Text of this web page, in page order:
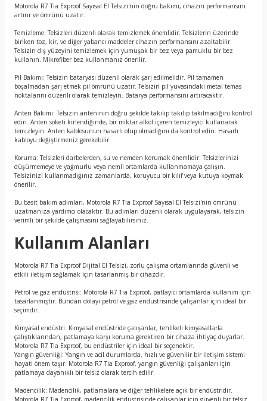
Motorola R7 Tia Exproof Sayısal El Telsizi'nin doğru bakımı, cihazın performansını
artırır ve ömrünü uzatır.
Temizleme: Telsizleri düzenli olarak temizlemek önemlidir. Telsizlerin üzerinde
biriken toz, kir, ve diğer yabancı maddeler cihazın performansını azaltabilir.
Telsizin dış yüzeyini temizlemek için yumuşak bir bez veya pamuklu bir bez
kullanın. Mikrofiber bez kullanmanız önerilir.
Pil Bakımı: Telsizin bataryası düzenli olarak şarj edilmelidir. Pil tamamen
boşalmadan şarj etmek pil ömrünü uzatır. Telsizin pil yuvasındaki metal temas
noktalarını düzenli olarak temizleyin. Batarya performansını artıracaktır.
Anten Bakımı: Telsizin anteninin doğru şekilde takılıp takılıp takılmadığını kontrol
edin. Anten soketi kirlendiğinde, bir miktar alkol içeren temizleyici kullanarak
temizleyin. Anten kablosunun hasarlı olup olmadığını da kontrol edin. Hasarlı
kabloyu değiştirmeniz gerekebilir.
Koruma: Telsizleri darbelerden, su ve nemden korumak önemlidir. Telsizlerinizi
düşürmemeye ve yağmurlu veya nemli ortamlarda kullanmamaya çalışın.
Telsizinizi kullanmadığınız zamanlarda, koruyucu bir kılıf veya kutuya koymak
önerilir.
Bu basit bakım adımları, Motorola R7 Tia Exproof Sayısal El Telsizi'nin ömrünü
uzatmanıza yardımcı olacaktır. Bu adımları düzenli olarak uygulayarak, telsizin
verimli bir şekilde çalışmasını sağlayabilirsiniz.
Kullanım Alanları
Motorola R7 Tia Exproof Dijital El Telsizi, zorlu çalışma ortamlarında güvenli ve
etkili iletişim sağlamak için tasarlanmış bir cihazdır.
Petrol ve gaz endüstrisi: Motorola R7 Tia Exproof, patlayıcı ortamlarda kullanım için
tasarlanmıştır. Bundan dolayı petrol ve gaz endüstrisinde çalışanlar için ideal bir
seçimdir.
Kimyasal endüstri: Kimyasal endüstride çalışanlar, tehlikeli kimyasallarla
çalıştıklarından, patlamaya karşı koruma gerektiren bir cihaza ihtiyaç duyarlar.
Motorola R7 Tia Exproof, bu endüstriler için ideal bir seçenektir.
Yangın güvenliği: Yangın ve acil durumlarda, hızlı ve güvenilir bir iletişim sistemi
hayati önem taşır. Motorola R7 Tia Exproof, yangın güvenliği çalışanları için
patlamaya dayanıklı bir telsiz olarak tercih edilir.
Madencilik: Madencilik, patlamalara ve diğer tehlikelere açık bir endüstridir.
Motorola R7 Tia Exproof, madencilik endüstrisinde çalışanlar için güvenli bir telsiz